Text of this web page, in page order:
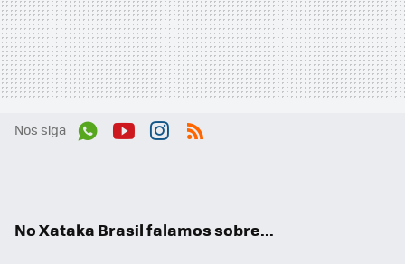
Nos siga
No Xataka Brasil falamos sobre...